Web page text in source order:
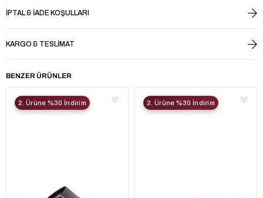
İPTAL & İADE KOŞULLARI
KARGO & TESLIMAT
BENZER ÜRÜNLER
2. Ürüne %30 İndirim 2. Ürüne %30 İndirim